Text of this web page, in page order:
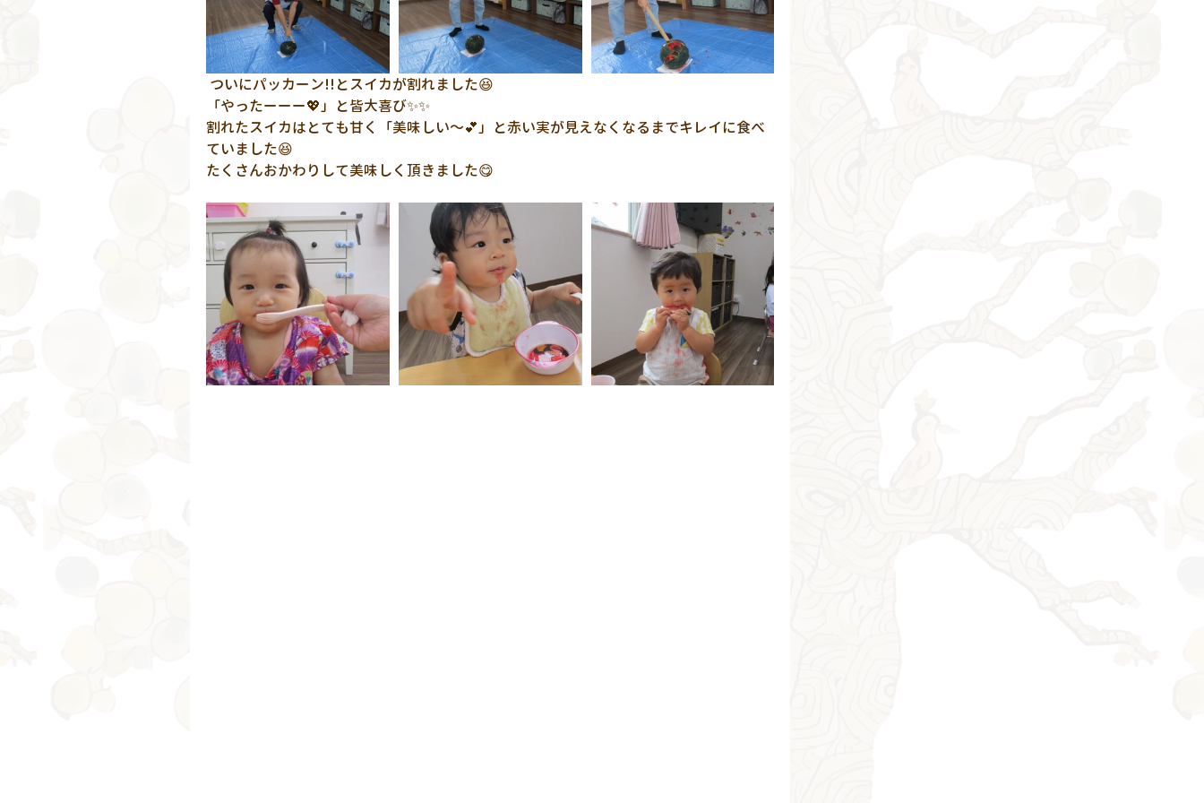
ついにパッカーン!!とスイカが割れました😆
「やったーーー💖」と皆大喜び✨✨
割れたスイカはとても甘く「美味しい～💕」と赤い実が見えなくなるまでキレイに食べ
ていました😆
たくさんおかわりして美味しく頂きました😋